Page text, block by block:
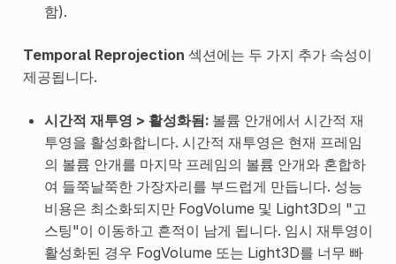
함).
Temporal Reprojection 섹션에는 두 가지 추가 속성이
제공됩니다.
시간적 재투영 > 활성화됨:볼륨 안개에서 시간적 재
투영을 활성화합니다. 시간적 재투영은 현재 프레임
의 볼륨 안개를 마지막 프레임의 볼륨 안개와 혼합하
여 들쭉날쭉한 가장자리를 부드럽게 만듭니다. 성능
비용은 최소화되지만 FogVolume 및 Light3D의 "고
스팅"이 이동하고 흔적이 남게 됩니다. 임시 재투영이
활성화된 경우 FogVolume 또는 Light3D를 너무 빠